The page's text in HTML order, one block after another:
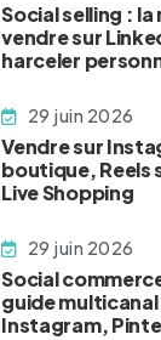
Social selling :
vendre sur
harceler
29 juin 2026
Vendre sur
boutique, Reels
Live Shopping
29 juin 2026
Social
guide multicanal
Instagram,